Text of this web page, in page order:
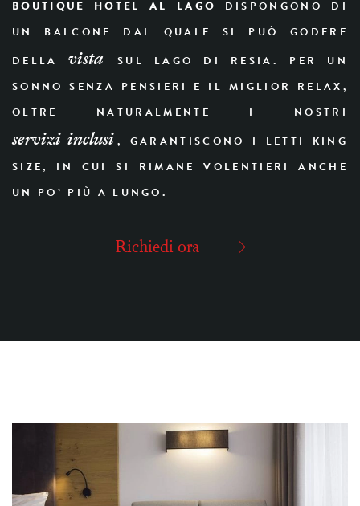
BOUTIQUE HOTEL AL LAGO DISPONGONO DI
UN BALCONE DAL QUALE SI PUÒ GODERE
DELLA vista SUL LAGO DI RESIA. PER UN
SONNO SENZA PENSIERI E IL MIGLIOR RELAX,
OLTRE NATURALMENTE I NOSTRI
servizi inclusi , GARANTISCONO I LETTI KING
SIZE, IN CUI SI RIMANE VOLENTIERI ANCHE
UN PO’ PIÙ A LUNGO.
Richiedi ora